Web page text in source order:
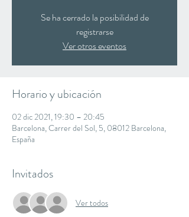
Se ha cerrado la posibilidad de
registrarse
Ver otros eventos
Horario y ubicación
02 dic 2021, 19:30 – 20:45
Barcelona, Carrer del Sol, 5, 08012 Barcelona,
España
Invitados
Ver todos